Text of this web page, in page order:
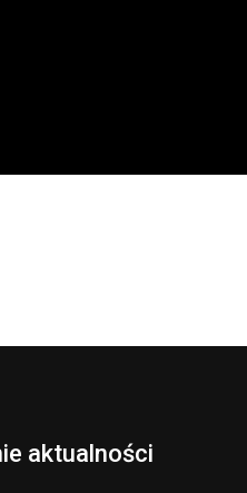
aktualności